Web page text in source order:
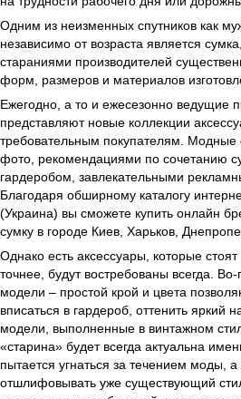
Одним из неизменных спутников как
независимо от возраста является
стараниями производителей
форм, размеров и материалов
Ежегодно, а то и ежесезонно ведущие
представляют новые коллекции
требовательным покупателям. Модные
фото, рекомендациями по сочетанию
гардеробом, завлекательными
Благодаря обширному каталогу
(Украина) вы сможете купить онлайн
сумку в городе Киев, Харьков,
Однако есть аксессуары, которые
точнее, будут востребованы всегда.
модели – простой крой и цвета
вписаться в гардероб, оттенить яркий
модели, выполненные в винтажном
«старина» будет всегда актуальна
пытается угнаться за течением моды,
отшлифовывать уже существующий